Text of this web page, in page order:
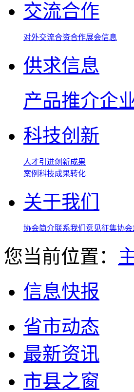
交流合作
对外交流合资合作展会信息
供求信息
产品推介企
科技创新
人才引进创新成果
案例 科技成果转化
关于我们
协会简介联系我们 意见征集协会
您当前位置：
信息快报
省市动态
最新资讯
市县之窗